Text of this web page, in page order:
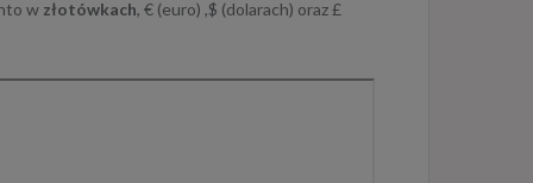
w złotówkach, € (euro) ,$ (dolarach) oraz £